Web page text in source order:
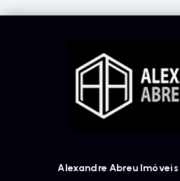
Alexandre Abreu Imóveis